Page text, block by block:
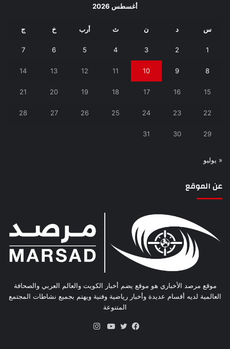
أغسطس 2026
س د ن ث أرب خ ج
1
2
3
4
5
6
7
8
9
10
11
12
13
14
15
16
17
18
19
20
21
22
23
24
25
26
27
28
29
30
31
« يوليو
عن الموقع
موقع مرصد الأخباري هو موقع يضم أخبار الكويت والعالم العربي والصحافة
العالمية لديه أقسام عديدة وأخبار رياضية وفنية ويهتم بجميع نشاطات المجتمع
المتنوعة